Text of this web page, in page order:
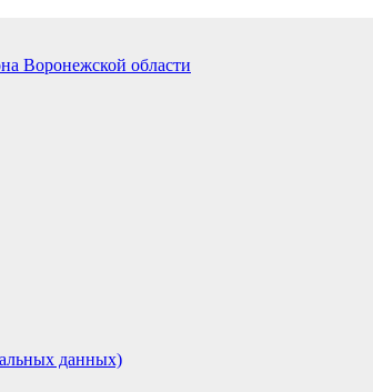
данных)